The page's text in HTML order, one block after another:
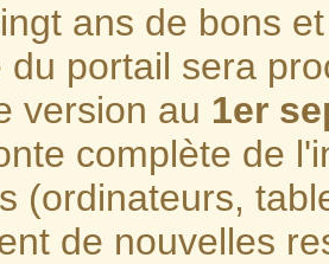
ans de bons
du portail sera
version au 1er
complète de
(ordinateurs,
de nouvelles